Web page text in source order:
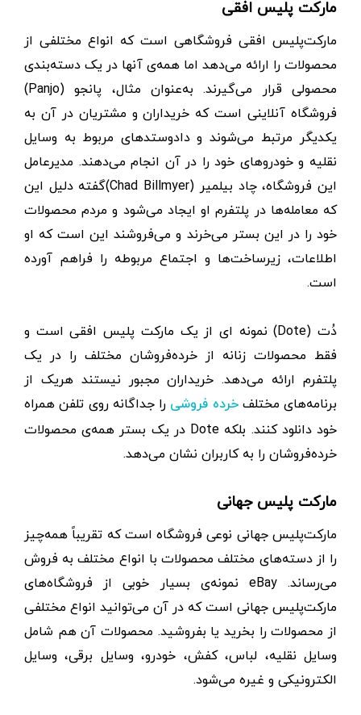
مارکت پلیس افقی
مارکت‌پلیس افقی فروشگاهی است که انواع مختلفی از
محصولات را ارائه می‌دهد اما همه‌ی آنها در یک دسته‌بندی
محصولی قرار می‌گیرند. به‌عنوان مثال، پانجو (Panjo)
فروشگاه آنلاینی است که خریداران و مشتریان در آن به
یکدیگر مرتبط می‌شوند و دادوستدهای مربوط به وسایل
نقلیه و خودروهای خود را در آن انجام می‌دهند. مدیرعامل
این فروشگاه، چاد بیلمیر (Chad Billmyer)گفته دلیل این
که معامله‌ها در پلتفرم او ایجاد می‌شود و مردم محصولات
خود را در این بستر می‌خرند و می‌فروشند این است که او
اطلاعات، زیرساخت‌ها و اجتماع مربوطه را فراهم آورده
است.
دُت (Dote) نمونه ای از یک مارکت پلیس افقی است و
فقط محصولات زنانه از خرده‌فروشان مختلف را در یک
پلتفرم ارائه می‌دهد. خریداران مجبور نیستند هریک از
برنامه‌های مختلفخرده‌ فروشی‌ را جداگانه روی تلفن همراه
خود دانلود کنند. بلکه Dote در یک بستر همه‌ی محصولات
خرده‌فروشان را به کاربران نشان می‌دهد.
مارکت پلیس جهانی
مارکت‌پلیس جهانی نوعی فروشگاه است که تقریباً همه‌چیز
را از دسته‌های مختلف محصولات با انواع مختلف به فروش
می‌رساند. eBay نمونه‌ی بسیار خوبی از فروشگاه‌های
مارکت‌پلیس جهانی است که در آن می‌توانید انواع مختلفی
از محصولات را بخرید یا بفروشید. محصولات آن هم شامل
وسایل نقلیه، لباس، کفش، خودرو، وسایل برقی، وسایل
الکترونیکی و غیره می‌شود.